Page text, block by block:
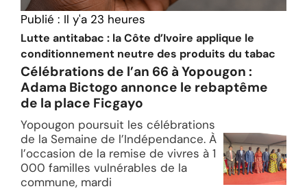
Publié : Il y'a 23 heures
Lutte antitabac : la Côte d’Ivoire applique le
conditionnement neutre des produits du tabac
Célébrations de l’an 66 à Yopougon :
Adama Bictogo annonce le rebaptême
de la place Ficgayo
Yopougon poursuit les célébrations
de la Semaine de l’Indépendance. À
l’occasion de la remise de vivres à 1
000 familles vulnérables de la
commune, mardi